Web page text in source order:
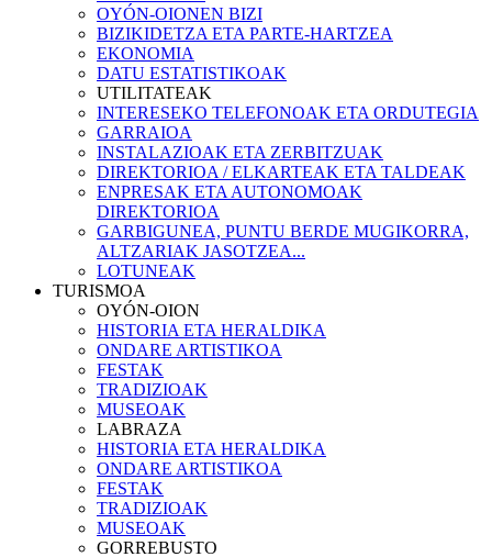
OYÓN-OIONEN BIZI
BIZIKIDETZA ETA PARTE-HARTZEA
EKONOMIA
DATU ESTATISTIKOAK
UTILITATEAK
INTERESEKO TELEFONOAK ETA ORDUTEGIA
GARRAIOA
INSTALAZIOAK ETA ZERBITZUAK
DIREKTORIOA / ELKARTEAK ETA TALDEAK
ENPRESAK ETA AUTONOMOAK
DIREKTORIOA
GARBIGUNEA, PUNTU BERDE MUGIKORRA,
ALTZARIAK JASOTZEA...
LOTUNEAK
TURISMOA
OYÓN-OION
HISTORIA ETA HERALDIKA
ONDARE ARTISTIKOA
FESTAK
TRADIZIOAK
MUSEOAK
LABRAZA
HISTORIA ETA HERALDIKA
ONDARE ARTISTIKOA
FESTAK
TRADIZIOAK
MUSEOAK
GORREBUSTO